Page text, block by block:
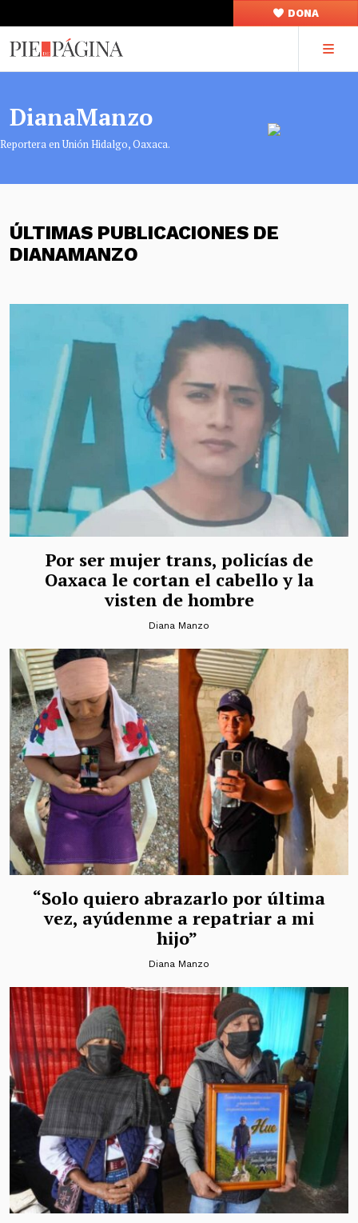
DONA
DianaManzo
Reportera en Unión Hidalgo, Oaxaca.
ÚLTIMAS PUBLICACIONES DE
DIANAMANZO
Por ser mujer trans, policías de
Oaxaca le cortan el cabello y la
visten de hombre
Diana Manzo
“Solo quiero abrazarlo por última
vez, ayúdenme a repatriar a mi
hijo”
Diana Manzo